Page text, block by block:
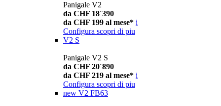
Panigale V2
da CHF 18´390
da CHF 199 al mese* i
Configura scopri di piu
V2 S
Panigale V2 S
da CHF 20´890
da CHF 219 al mese* i
Configura scopri di piu
new V2 FB63